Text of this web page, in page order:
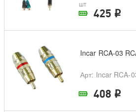
В наличии в
шт
425 i
В наличии в
Incar RCA-03
Арт: Incar RCA-
408 i